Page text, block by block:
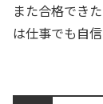
また合格でき
は仕事でも自